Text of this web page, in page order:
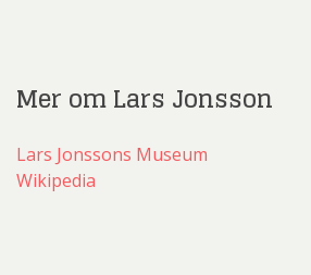
Mer om Lars Jonsson
Lars Jonssons Museum
Wikipedia